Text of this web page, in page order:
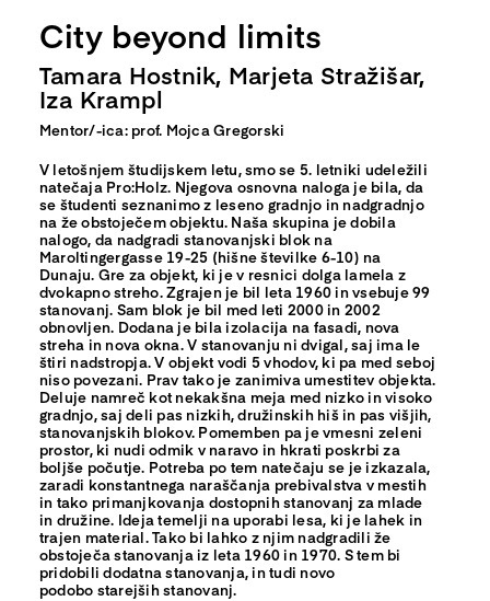
City beyond limits
Tamara Hostnik, Marjeta Stražišar,
Iza Krampl
Mentor/-ica: prof. Mojca Gregorski
V letošnjem študijskem letu, smo se 5. letniki udeležili
natečaja Pro:Holz. Njegova osnovna naloga je bila, da
se študenti seznanimo z leseno gradnjo in nadgradnjo
na že obstoječem objektu. Naša skupina je dobila
nalogo, da nadgradi stanovanjski blok na
Maroltingergasse 19-25 (hišne številke 6-10) na
Dunaju. Gre za objekt, ki je v resnici dolga lamela z
dvokapno streho. Zgrajen je bil leta 1960 in vsebuje 99
stanovanj. Sam blok je bil med leti 2000 in 2002
obnovljen. Dodana je bila izolacija na fasadi, nova
streha in nova okna. V stanovanju ni dvigal, saj ima le
štiri nadstropja. V objekt vodi 5 vhodov, ki pa med seboj
niso povezani. Prav tako je zanimiva umestitev objekta.
Deluje namreč kot nekakšna meja med nizko in visoko
gradnjo, saj deli pas nizkih, družinskih hiš in pas višjih,
stanovanjskih blokov. Pomemben pa je vmesni zeleni
prostor, ki nudi odmik v naravo in hkrati poskrbi za
boljše počutje. Potreba po tem natečaju se je izkazala,
zaradi konstantnega naraščanja prebivalstva v mestih
in tako primanjkovanja dostopnih stanovanj za mlade
in družine. Ideja temelji na uporabi lesa, ki je lahek in
trajen material. Tako bi lahko z njim nadgradili že
obstoječa stanovanja iz leta 1960 in 1970. S tem bi
pridobili dodatna stanovanja, in tudi novo
podobo starejših stanovanj.